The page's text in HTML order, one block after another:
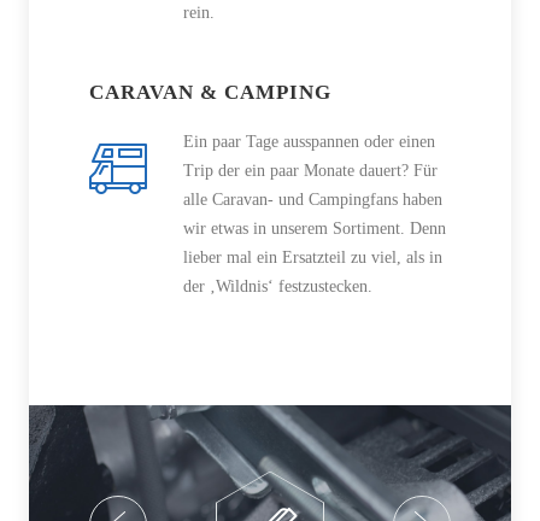
rein.
CARAVAN & CAMPING
Ein paar Tage ausspannen oder einen
Trip der ein paar Monate dauert? Für
alle Caravan- und Campingfans haben
wir etwas in unserem Sortiment. Denn
lieber mal ein Ersatzteil zu viel, als in
der ‚Wildnis‘ festzustecken.